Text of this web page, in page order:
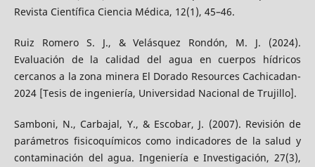
Revista Científica Ciencia Médica, 12(1), 45–46.
Ruiz Romero S. J., & Velásquez Rondón, M. J. (2024).
Evaluación de la calidad del agua en cuerpos hídricos
cercanos a la zona minera El Dorado Resources Cachicadan-
2024 [Tesis de ingeniería, Universidad Nacional de Trujillo].
Samboni, N., Carbajal, Y., & Escobar, J. (2007). Revisión de
parámetros fisicoquímicos como indicadores de la salud y
contaminación del agua. Ingeniería e Investigación, 27(3),